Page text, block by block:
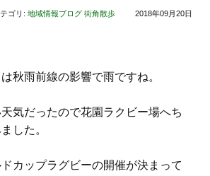
ゴリ: 地域情報ブログ 街角散歩 2018年09月20日
秋雨前線の影響で雨ですね。
気だったので花園ラクビー場へち
した。
カップラグビーの開催が決まって